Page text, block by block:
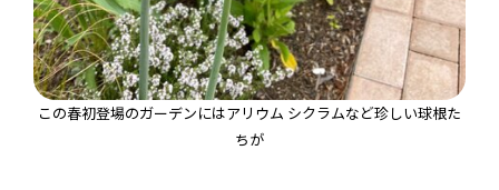
この春初登場のガーデンにはアリウム シクラムなど珍しい球根た
ちが